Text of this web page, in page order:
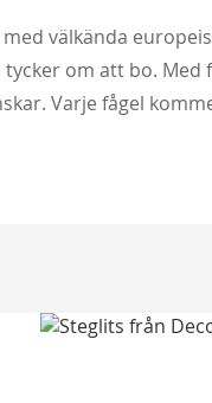
välkända
om att bo. Med
Varje fågel